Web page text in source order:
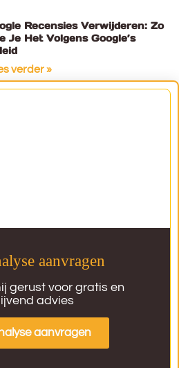
Recensies Verwijderen: Zo
Je Het Volgens Google’s
verder »
aanvragen
gerust voor gratis en
advies
aanvragen